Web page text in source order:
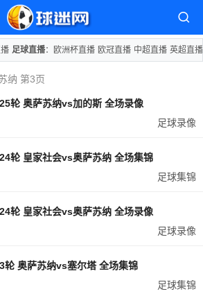
足球直播： 欧洲杯直播 欧冠直播 中超直播 英超直播
纳 第3页
轮 奥萨苏纳vs加的斯 全场录像
足球录像
轮 皇家社会vs奥萨苏纳 全场集锦
足球集锦
轮 皇家社会vs奥萨苏纳 全场录像
足球录像
轮 奥萨苏纳vs塞尔塔 全场集锦
足球集锦